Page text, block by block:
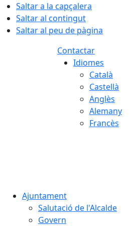
Saltar a la capçalera
Saltar al contingut
Saltar al peu de pàgina
Contactar
Idiomes
Català
Castellà
Anglès
Alemany
Francès
Ajuntament
Salutació de l'Alcalde
Govern